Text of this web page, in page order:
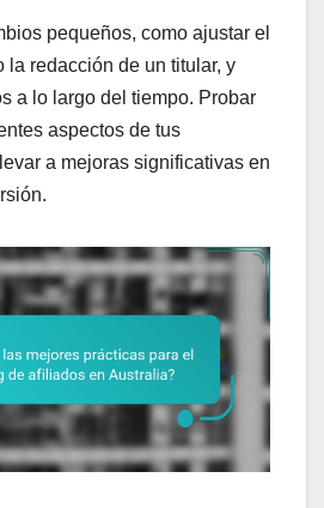
pequeños, como ajustar el
la redacción de un titular, y
a lo largo del tiempo. Probar
aspectos de tus
a mejoras significativas en